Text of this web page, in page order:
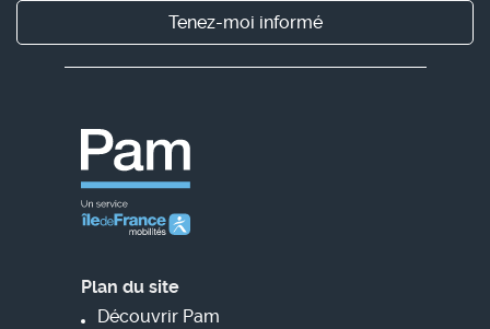
Tenez-moi informé
Plan du site
Découvrir Pam